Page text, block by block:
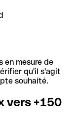
en mesure de
qu'il s'agit
souhaité.
vers +150